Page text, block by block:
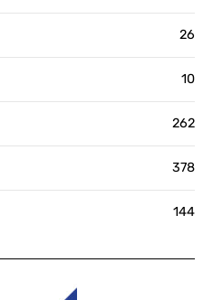
26
10
262
378
144